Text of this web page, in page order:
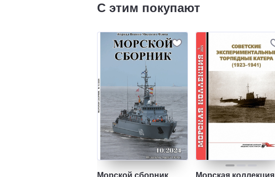
С этим покупают
Морской сборник Морская коллекция